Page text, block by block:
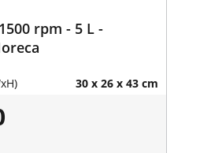
rpm - 5 L -
30 x 26 x 43 cm